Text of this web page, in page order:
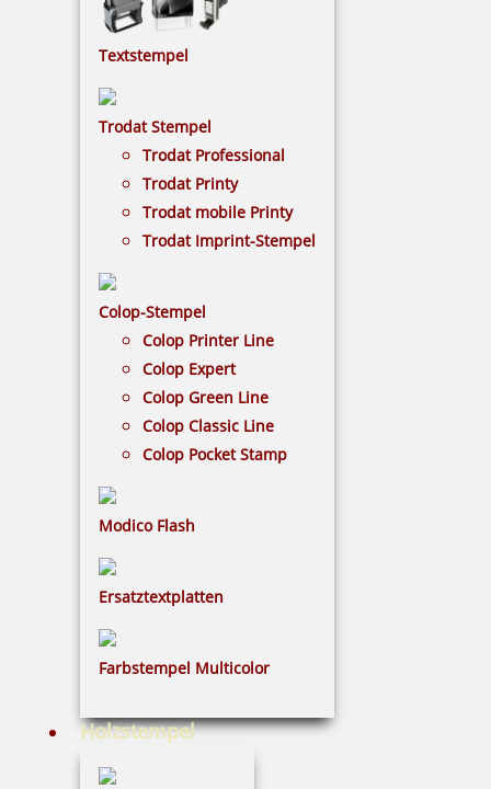
Textstempel
Trodat Stempel
Trodat Professional
Trodat Printy
Trodat mobile Printy
Trodat Imprint-Stempel
Colop-Stempel
Colop Printer Line
Colop Expert
Colop Green Line
Colop Classic Line
Colop Pocket Stamp
Modico Flash
Ersatztextplatten
Farbstempel Multicolor
Holzstempel
Wenn Ihr Stempel keine sauberen Abdrucke mehr
hinterlässt, kann es sein dass Sie ein neues
Stempelkissen benötigen.
NACH WUNSCHSTEMPEL FILTERN
STEMPELKISSEN - KATEGORIEN
Trodat Stempelkissen